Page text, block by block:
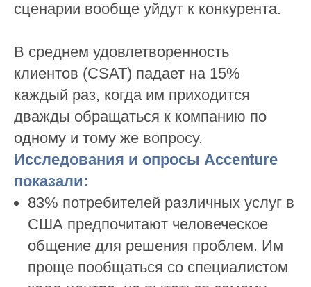
сценарии вообще уйдут к конкурента.
В среднем удовлетворенность
клиентов (CSAT) падает на 15%
каждый раз, когда им приходится
дважды обращаться к компанию по
одному и тому же вопросу.
Исследования и опросы Accenture
показали:
83% потребителей различных услуг в
США предпочитают ‎человеческое
общение для решения проблем. Им
проще пообщаться со специалистом